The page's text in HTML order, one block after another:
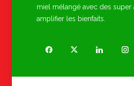
miel mélangé avec des super
amplifier les bienfaits.